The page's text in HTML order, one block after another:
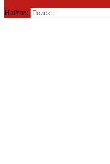
Найти: